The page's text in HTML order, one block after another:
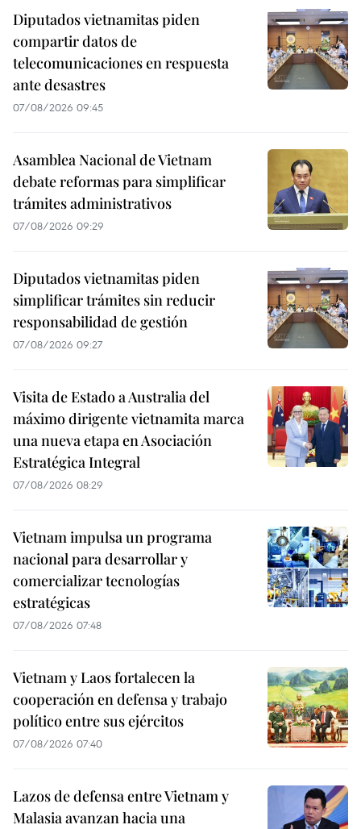
Diputados vietnamitas piden
compartir datos de
telecomunicaciones en respuesta
ante desastres
07/08/2026 09:45
Asamblea Nacional de Vietnam
debate reformas para simplificar
trámites administrativos
07/08/2026 09:29
Diputados vietnamitas piden
simplificar trámites sin reducir
responsabilidad de gestión
07/08/2026 09:27
Visita de Estado a Australia del
máximo dirigente vietnamita marca
una nueva etapa en Asociación
Estratégica Integral
07/08/2026 08:29
Vietnam impulsa un programa
nacional para desarrollar y
comercializar tecnologías
estratégicas
07/08/2026 07:48
Vietnam y Laos fortalecen la
cooperación en defensa y trabajo
político entre sus ejércitos
07/08/2026 07:40
Lazos de defensa entre Vietnam y
Malasia avanzan hacia una